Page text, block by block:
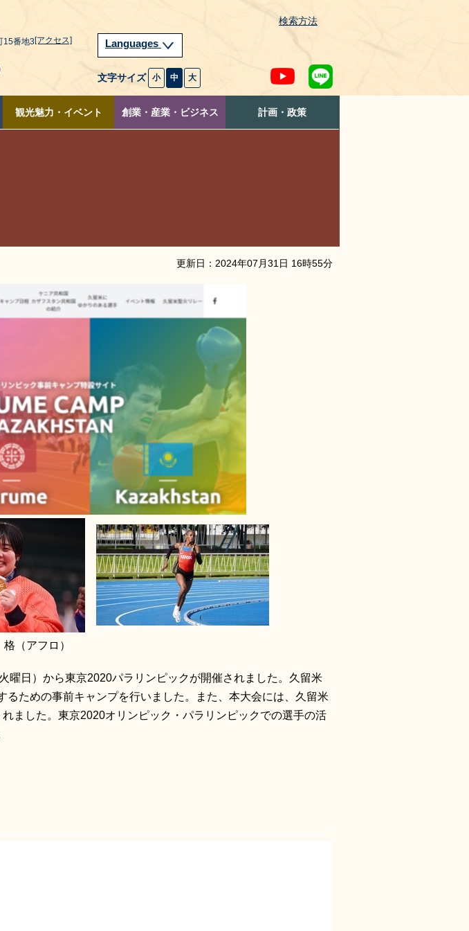
検索方法
15番地3[アクセス] Languages
文字サイズ 小 中 大
観光魅力・イベント 創業・産業・ビジネス 計画・政策
更新日： 2024年07 月31 日 16時55分
（アフロ）
日）から東京2020パラリンピックが開催されました。久留米
ための事前キャンプを行いました。また、本大会には、久留米
ました。東京2020オリンピック・パラリンピックでの選手の活